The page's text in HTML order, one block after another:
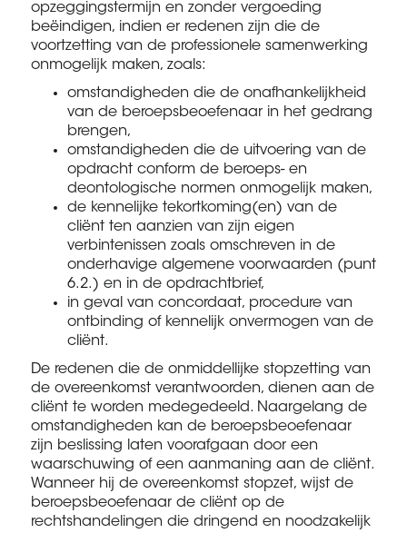
opzeggingstermijn en zonder vergoeding
beëindigen, indien er redenen zijn die de
voortzetting van de professionele samenwerking
onmogelijk maken, zoals:
omstandigheden die de onafhankelijkheid
van de beroepsbeoefenaar in het gedrang
brengen,
omstandigheden die de uitvoering van de
opdracht conform de beroeps- en
deontologische normen onmogelijk maken,
de kennelijke tekortkoming(en) van de
cliënt ten aanzien van zijn eigen
verbintenissen zoals omschreven in de
onderhavige algemene voorwaarden (punt
6.2.) en in de opdrachtbrief,
in geval van concordaat, procedure van
ontbinding of kennelijk onvermogen van de
cliënt.
De redenen die de onmiddellijke stopzetting van
de overeenkomst verantwoorden, dienen aan de
cliënt te worden medegedeeld. Naargelang de
omstandigheden kan de beroepsbeoefenaar
zijn beslissing laten voorafgaan door een
waarschuwing of een aanmaning aan de cliënt.
Wanneer hij de overeenkomst stopzet, wijst de
beroepsbeoefenaar de cliënt op de
rechtshandelingen die dringend en noodzakelijk